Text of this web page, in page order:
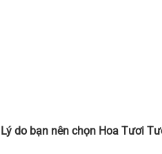
Lý do bạn nên chọn Hoa Tươi